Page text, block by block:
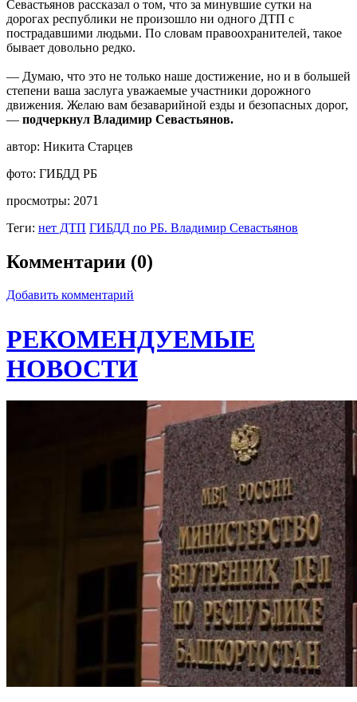
Севастьянов рассказал о том, что за минувшие сутки на
дорогах республики не произошло ни одного ДТП с
пострадавшими людьми. По словам правоохранителей, такое
бывает довольно редко.
— Думаю, что это не только наше достижение, но и в большей
степени ваша заслуга уважаемые участники дорожного
движения. Желаю вам безаварийной езды и безопасных дорог,
— подчеркнул Владимир Севастьянов.
автор: Никита Старцев
фото: ГИБДД РБ
просмотры: 2071
Теги: нет ДТП ГИБДД по РБ. Владимир Севастьянов
Комментарии (0)
Добавить комментарий
РЕКОМЕНДУЕМЫЕ
НОВОСТИ